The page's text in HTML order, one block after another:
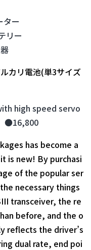
ター
リー
カリ電池(単3サイズ
high speed servo
●16,800
has become a
is new! By purchasi
of the popular ser
necessary things
transceiver, the re
before, and the o
reflects the driver’s
dual rate, end poi